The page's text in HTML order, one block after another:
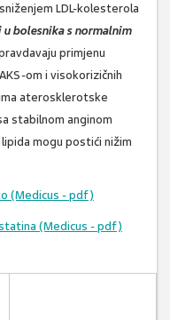
LDL-kolesterola
bolesnika s normalnim
primjenu
om i visokorizičnih
aterosklerotske
stabilnom anginom
mogu postići nižim
(Medicus - pdf)
(Medicus - pdf)